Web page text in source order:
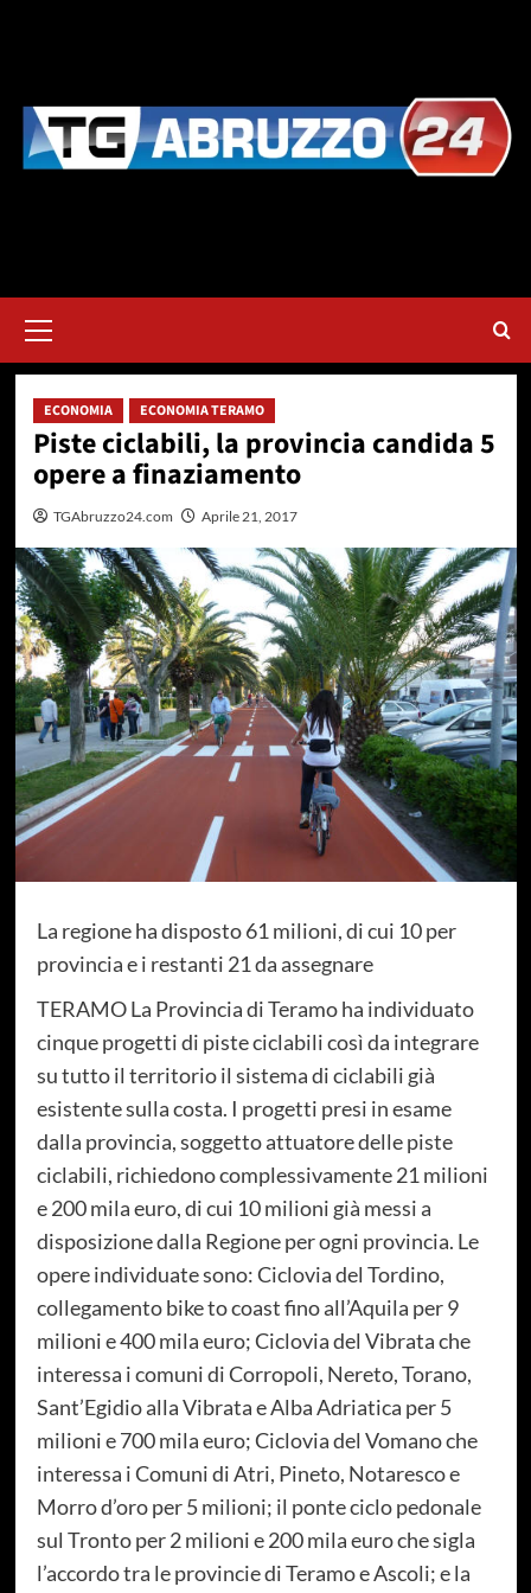
principale
ECONOMIA ECONOMIA TERAMO
Piste ciclabili, la provincia candida 5
opere a finaziamento
TGAbruzzo24.com Aprile 21, 2017
La regione ha disposto 61 milioni, di cui 10 per
provincia e i restanti 21 da assegnare
TERAMO La Provincia di Teramo ha individuato
cinque progetti di piste ciclabili così da integrare
su tutto il territorio il sistema di ciclabili già
esistente sulla costa. I progetti presi in esame
dalla provincia, soggetto attuatore delle piste
ciclabili, richiedono complessivamente 21 milioni
e 200 mila euro, di cui 10 milioni già messi a
disposizione dalla Regione per ogni provincia. Le
opere individuate sono: Ciclovia del Tordino,
collegamento bike to coast fino all’Aquila per 9
milioni e 400 mila euro; Ciclovia del Vibrata che
interessa i comuni di Corropoli, Nereto, Torano,
Sant’Egidio alla Vibrata e Alba Adriatica per 5
milioni e 700 mila euro; Ciclovia del Vomano che
interessa i Comuni di Atri, Pineto, Notaresco e
Morro d’oro per 5 milioni; il ponte ciclo pedonale
sul Tronto per 2 milioni e 200 mila euro che sigla
l’accordo tra le provincie di Teramo e Ascoli; e la